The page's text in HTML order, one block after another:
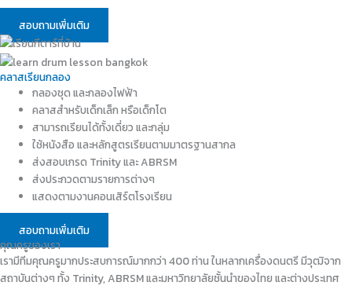
สอบถามเพิ่มเติม
คลาสเรียนกลอง
กลองชุด และกลองไฟฟ้า
คลาสสำหรับเด็กเล็ก หรือเด็กโต
สามารถเรียนได้ทั้งเดี่ยว และกลุ่ม
ใช้หนังสือ และหลักสูตรเรียนตามมาตรฐานสากล
ส่งสอบเกรด Trinity และ ABRSM
ส่งประกวดตามรายการต่างๆ
แสดงตามงานคอนเสิร์ตโรงเรียน
สอบถามเพิ่มเติม
คุณครูของเรา
เรามีทีมคุณครูมากประสบการณ์มากกว่า 400 ท่าน ในหลากเครื่องดนตรี มีวุฒิจาก
สถาบันต่างๆ ทั้ง Trinity, ABRSM และมหาวิทยาลัยชั้นนำของไทย และต่างประเทศ